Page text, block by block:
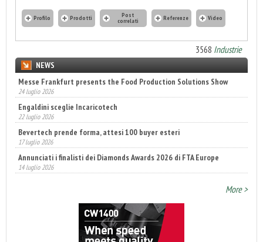
Profilo Prodotti Post
correlati Referenze Video
3568 Industrie
NEWS
Messe Frankfurt presents the Food Production Solutions Show
24 luglio 2026
Engaldini sceglie Incaricotech
22 luglio 2026
Bevertech prende forma, attesi 100 buyer esteri
17 luglio 2026
Annunciati i finalisti dei Diamonds Awards 2026 di FTA Europe
14 luglio 2026
More >